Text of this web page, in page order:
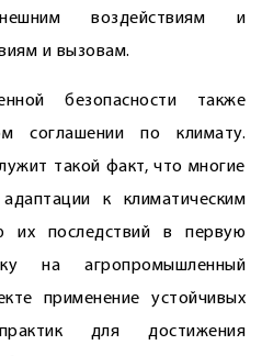
воздействиям и
и вызовам.
безопасности также
соглашении по климату.
такой факт, что многие
к климатическим
их последствий в первую
на агропромышленный
применение устойчивых
практик для достижения